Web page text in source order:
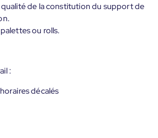
qualité de la constitution du support de
ou rolls.
:
décalés